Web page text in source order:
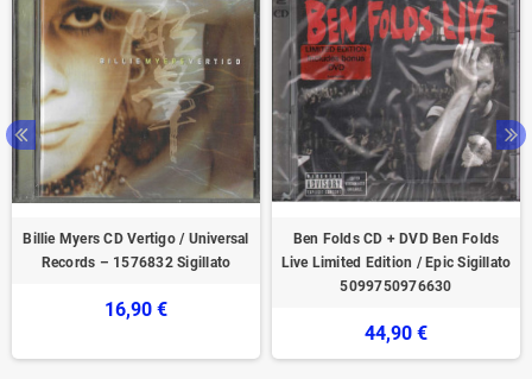
Billie Myers CD Vertigo / Universal
Records – 1576832 Sigillato
16,90 €
Ben Folds CD + DVD Ben Folds
Live Limited Edition / Epic Sigillato
5099750976630
44,90 €